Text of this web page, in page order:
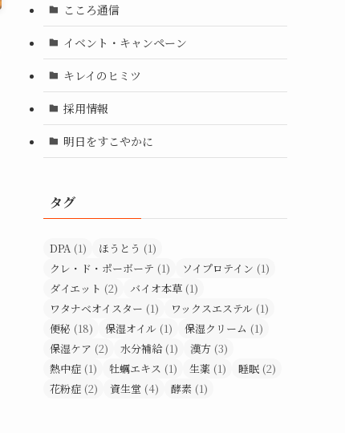
こころ通信
イベント・キャンペーン
キレイのヒミツ
採用情報
明日をすこやかに
タグ
DPA (1) ほうとう (1)
クレ・ド・ポーボーテ (1) ソイプロテイン (1)
ダイエット (2) バイオ本草 (1)
ワタナベオイスター (1) ワックスエステル (1)
便秘 (18) 保湿オイル (1) 保湿クリーム (1)
保湿ケア (2) 水分補給 (1) 漢方 (3)
熱中症 (1) 牡蠣エキス (1) 生薬 (1) 睡眠 (2)
花粉症 (2) 資生堂 (4) 酵素 (1)